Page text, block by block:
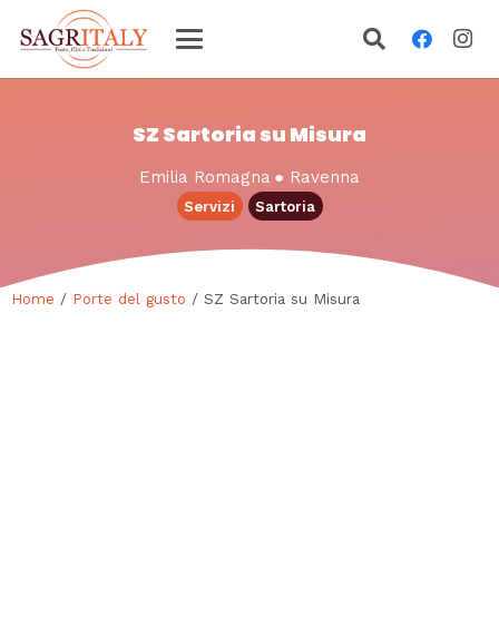
SZ Sartoria su Misura
Emilia Romagna ● Ravenna
Servizi Sartoria
Home / Porte del gusto / SZ Sartoria su Misura